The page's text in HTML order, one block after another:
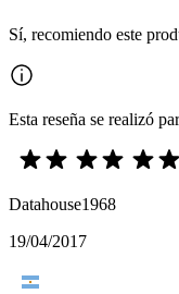
Sí, recomiendo este
Esta reseña se realizó
Datahouse1968
19/04/2017